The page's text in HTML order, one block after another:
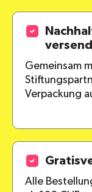
Gemeinsam
Verpackung
Alle